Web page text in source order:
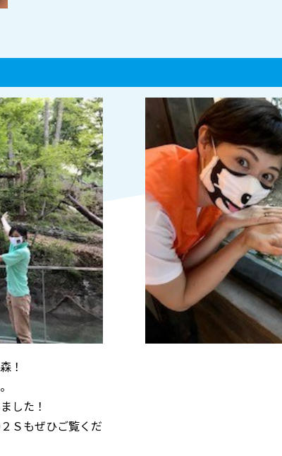
！
した！
Ｓもぜひご覧くだ